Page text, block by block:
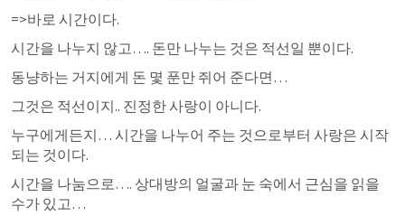
=>바로 시간이다.
시간을 나누지 않고…. 돈만 나누는 것은 적선일 뿐이다.
동냥하는 거지에게 돈 몇 푼만 쥐어 준다면…
그것은 적선이지.. 진정한 사랑이 아니다.
누구에게든지… 시간을 나누어 주는 것으로부터 사랑은 시작
되는 것이다.
시간을 나눔으로…. 상대방의 얼굴과 눈 숙에서 근심을 읽을
수가 있고…